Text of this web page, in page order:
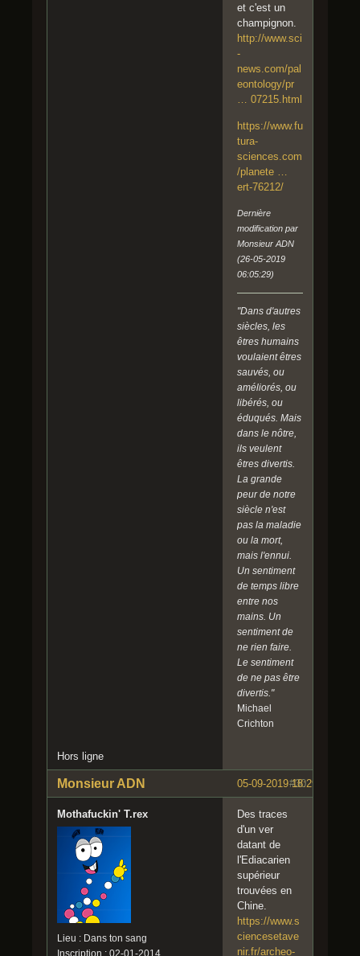
et c'est un
champignon.
http://www.sci
-
news.com/pal
eontology/pr
… 07215.html
https://www.fu
tura-
sciences.com
/planete …
ert-76212/
Dernière
modification par
Monsieur ADN
(26-05-2019
06:05:29)
"Dans d'autres
siècles, les
êtres humains
voulaient êtres
sauvés, ou
améliorés, ou
libérés, ou
éduqués. Mais
dans le nôtre,
ils veulent
êtres divertis.
La grande
peur de notre
siècle n'est
pas la maladie
ou la mort,
mais l'ennui.
Un sentiment
de temps libre
entre nos
mains. Un
sentiment de
ne rien faire.
Le sentiment
de ne pas être
divertis."
Michael
Crichton
Hors ligne
#30
05-09-2019 18:29:20
Monsieur ADN
Mothafuckin' T.rex
Lieu : Dans ton sang
Des traces
d'un ver
datant de
l'Ediacarien
supérieur
trouvées en
Chine.
https://www.s
ciencesetave
nir.fr/archeo-